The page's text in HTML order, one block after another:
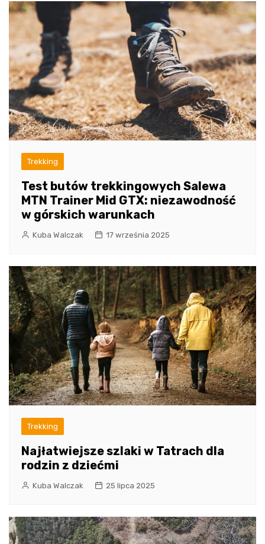
Trekking
Test butów trekkingowych Salewa
MTN Trainer Mid GTX: niezawodność
w górskich warunkach
Kuba Walczak 17 września 2025
Trekking
Najłatwiejsze szlaki w Tatrach dla
rodzin z dziećmi
Kuba Walczak 25 lipca 2025